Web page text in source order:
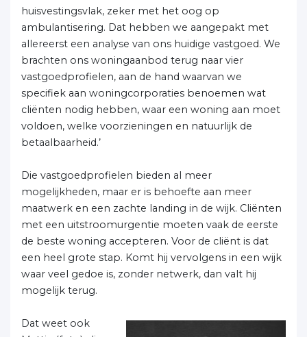
huisvestingsvlak, zeker met het oog op
ambulantisering. Dat hebben we aangepakt met
allereerst een analyse van ons huidige vastgoed. We
brachten ons woningaanbod terug naar vier
vastgoedprofielen, aan de hand waarvan we
specifiek aan woningcorporaties benoemen wat
cliënten nodig hebben, waar een woning aan moet
voldoen, welke voorzieningen en natuurlijk de
betaalbaarheid.’
Die vastgoedprofielen bieden al meer
mogelijkheden, maar er is behoefte aan meer
maatwerk en een zachte landing in de wijk. Cliënten
met een uitstroomurgentie moeten vaak de eerste
de beste woning accepteren. Voor de cliënt is dat
een heel grote stap. Komt hij vervolgens in een wijk
waar veel gedoe is, zonder netwerk, dan valt hij
mogelijk terug.
Dat weet ook